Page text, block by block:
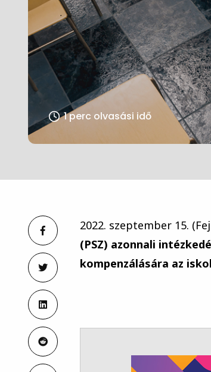
1 perc olvasási idő
2022. szeptember 15.
(PSZ) azonnali
kompenzálására az